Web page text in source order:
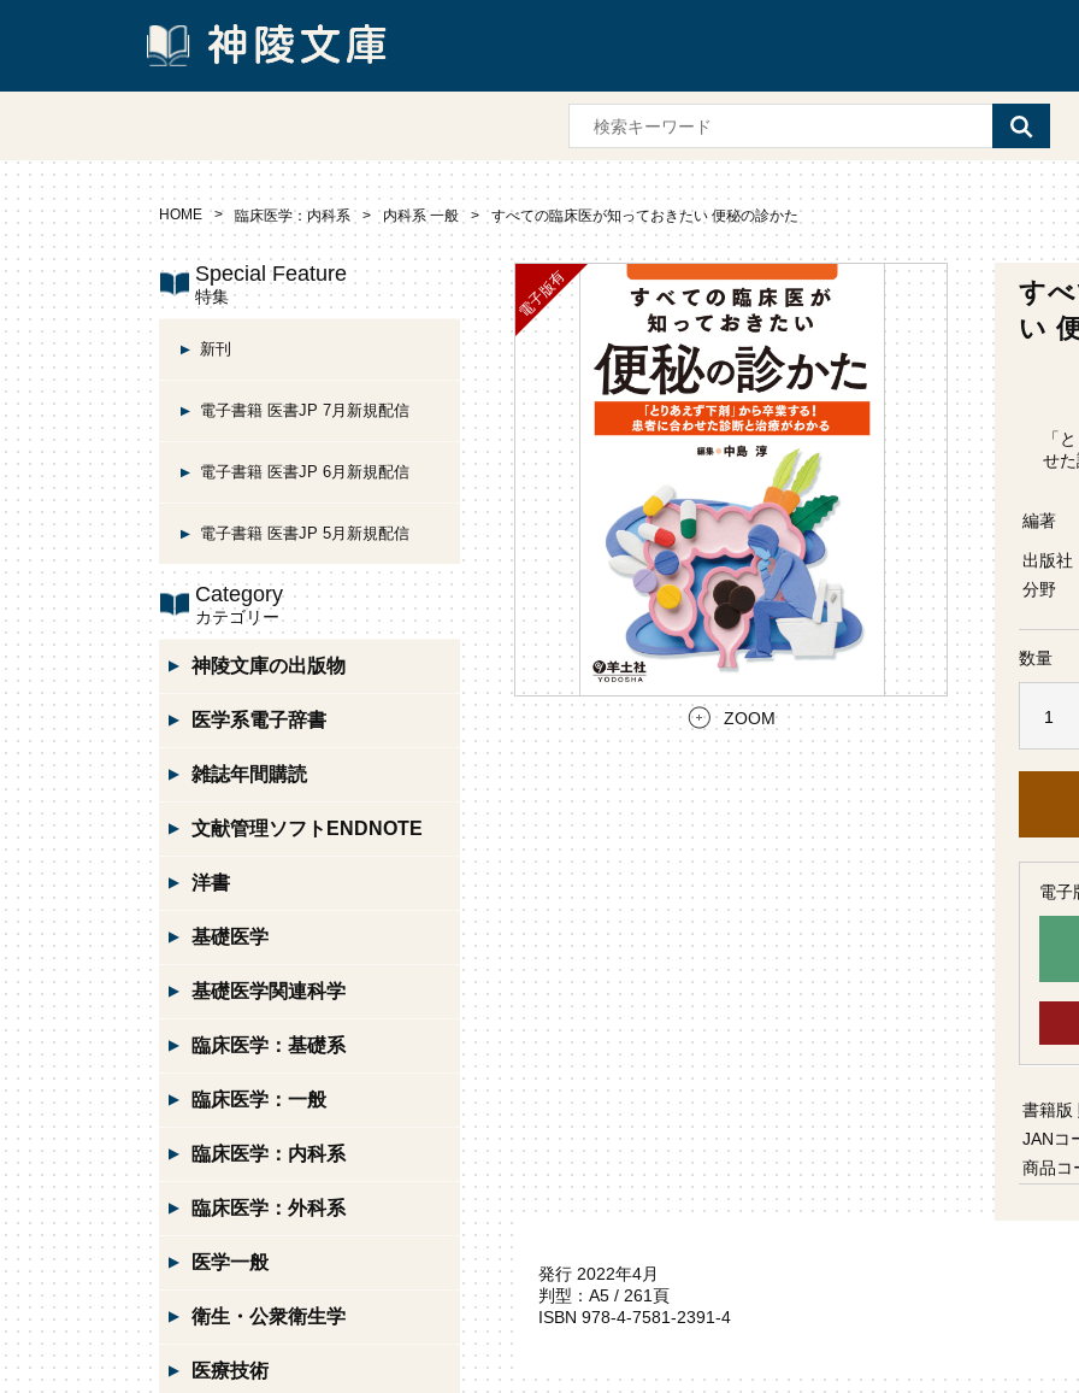
HOME 臨床医学：内科系 内科系 一般 すべての臨床医が知っておきたい 便秘の診かた
ZOOM
す
い
「
せ
編著
出版社
分野
数量
電子
書籍版
JANコ
商品コ
発行 2022年4月
判型：A5 / 261頁
ISBN 978-4-7581-2391-4
Special Feature
特集
新刊
電子書籍 医書JP 7月新規配信
電子書籍 医書JP 6月新規配信
電子書籍 医書JP 5月新規配信
Category
カテゴリー
神陵文庫の出版物
医学系電子辞書
雑誌年間購読
文献管理ソフトENDNOTE
洋書
基礎医学
基礎医学関連科学
臨床医学：基礎系
臨床医学：一般
臨床医学：内科系
臨床医学：外科系
医学一般
衛生・公衆衛生学
医療技術